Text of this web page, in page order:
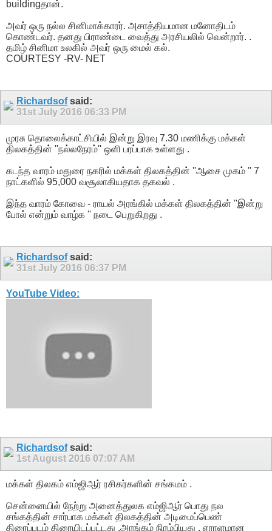
buildingதான்.
அவர் ஒரு நல்ல சினிமாக்காரர். அசாத்தியமான மனோதிடம்
கொண்டவர். தனது பிராண்டை வைத்து அரசியலில் வென்றார். .
தமிழ் சினிமா உலகில் அவர் ஒரு மைல் கல்.
COURTESY -RV- NET
Richardsofsaid:
31st July 2016 06:33 PM
முரசு தொலைக்காட்சியில் இன்று இரவு 7.30 மணிக்கு மக்கள்
திலகத்தின் ''நல்லநேரம்'' ஒளி பரப்பாக உள்ளது .
கடந்த வாரம் மதுரை நகரில் மக்கள் திலகத்தின் ''ஆசை முகம் '' 7
நாட்களில் 95,000 வசூலாகியதாக தகவல் .
இந்த வாரம் கோவை - ராயல் அரங்கில் மக்கள் திலகத்தின் ''இன்று
போல் என்றும் வாழ்க '' நடை பெறுகிறது .
Richardsofsaid:
31st July 2016 06:37 PM
YouTube Video:
Richardsofsaid:
1st August 2016 07:07 AM
மக்கள் திலகம் எம்ஜிஆர் ரசிகர்களின் சங்கமம் .
சென்னையில் நேற்று அனைத்துலக எம்ஜிஆர் பொது நல
சங்கத்தின் சார்பாக மக்கள் திலகத்தின் அடிமைப்பெண்
திரைப்படம் திரையிடப்பட்டது .அரங்கம் நிரம்பியது , ஏராளமான